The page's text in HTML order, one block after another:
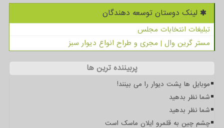
لینک دوستان توسعه دهندگان
تبلیغات انتخابات مجلس
مستر گرین وال | مجری و طراح انواع دیوار سبز
پربیننده ترین ها
موبایل ها پشت دیوار را می بینند!
شما نظر بدهید
شما نظر بدهید
چشم چین به قلمرو ایلان ماسک است